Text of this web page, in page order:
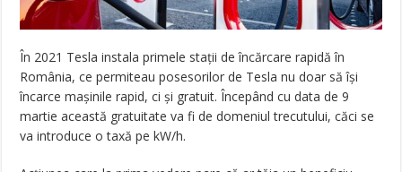
În 2021 Tesla instala primele stații de încărcare rapidă în
România, ce permiteau posesorilor de Tesla nu doar să își
încarce mașinile rapid, ci și gratuit. Începând cu data de 9
martie această gratuitate va fi de domeniul trecutului, căci se
va introduce o taxă pe kW/h.